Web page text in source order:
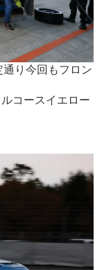
り今回もフロン
コースイエロー